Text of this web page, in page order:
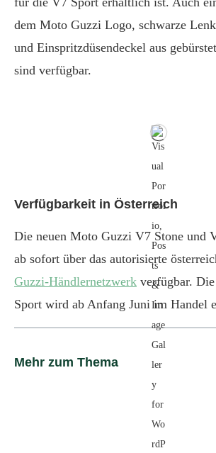
dem Moto Guzzi Logo, schwarze
und Einspritzdüsendeckel aus
sind verfügbar.
Verfügbarkeit in Österreich
Die neuen Moto Guzzi V7 Stone und
ab sofort über das autorisierte
Guzzi-Händlernetzwerk verfügbar.
Sport wird ab Anfang Juni im Handel
Mehr zum Thema